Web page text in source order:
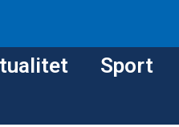
Sport